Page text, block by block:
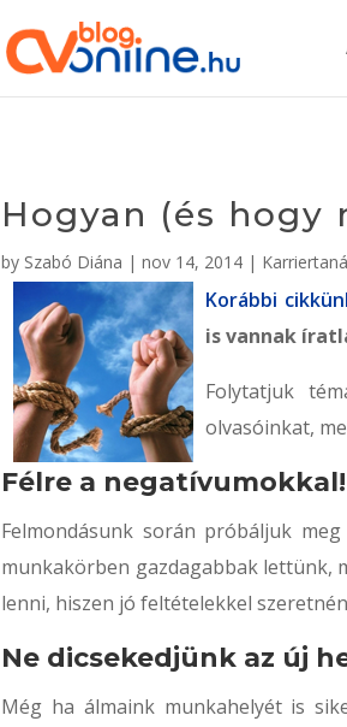
Hogyan (és hogy
by Szabó Diána |nov 14, 2014 |
Korábbi
is vannak
Folytatjuk
olvasóinkat,
Félre a negatívumokkal!
Felmondásunk során próbáljuk
munkakörben gazdagabbak lettünk,
lenni, hiszen jó feltételekkel
Ne dicsekedjünk az új
Még ha álmaink munkahelyét is